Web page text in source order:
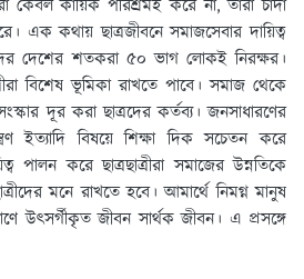
কেবল কায়িক পরিশ্রমই করে না, তারা চাদা
এক কথায় ছাত্রজীবনে সমাজসেবার দায়িত্ব
দেশের শতকরা ৫০ ভাগ লােকই নিরক্ষর।
বিশেষ ভূমিকা রাখতে পাবে। সমাজ থেকে
দূর করা ছাত্রদের কর্তব্য। জনসাধারণের
ইত্যাদি বিষয়ে শিক্ষা দিক সচেতন করে
পালন করে ছাত্রছাত্রীরা সমাজের উন্নতিকে
মনে রাখতে হবে। আমার্থে নিমগ্ন মানুষ
উৎসর্গীকৃত জীবন সার্থক জীবন। এ প্রসঙ্গে